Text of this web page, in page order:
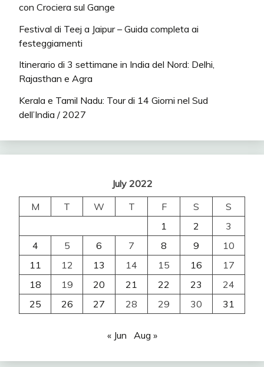
con Crociera sul Gange
Festival di Teej a Jaipur – Guida completa ai
festeggiamenti
Itinerario di 3 settimane in India del Nord: Delhi,
Rajasthan e Agra
Kerala e Tamil Nadu: Tour di 14 Giorni nel Sud
dell’India / 2027
July 2022
M
T W T F S
S
1
2
3
4
5 6 7 8 9
10
11
12 13 14 15 16
17
18
19 20 21 22 23
24
25
26 27 28 29 30 31
« Jun Aug »